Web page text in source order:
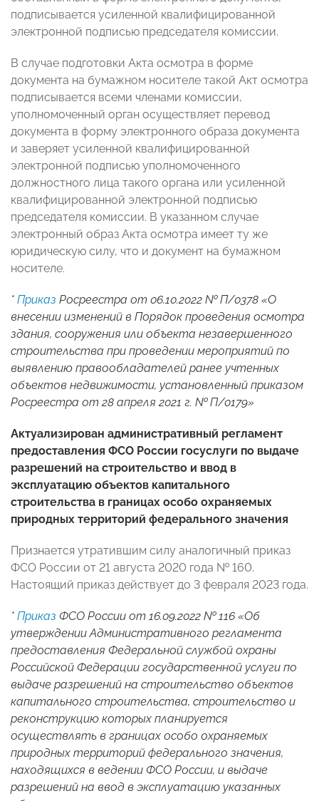
подписывается усиленной квалифицированной
электронной подписью председателя комиссии.
В случае подготовки Акта осмотра в форме
документа на бумажном носителе такой Акт осмотра
подписывается всеми членами комиссии,
уполномоченный орган осуществляет перевод
документа в форму электронного образа документа
и заверяет усиленной квалифицированной
электронной подписью уполномоченного
должностного лица такого органа или усиленной
квалифицированной электронной подписью
председателя комиссии. В указанном случае
электронный образ Акта осмотра имеет ту же
юридическую силу, что и документ на бумажном
носителе.
* Приказ Росреестра от 06.10.2022 № П/0378 «О
внесении изменений в Порядок проведения осмотра
здания, сооружения или объекта незавершенного
строительства при проведении мероприятий по
выявлению правообладателей ранее учтенных
объектов недвижимости, установленный приказом
Росреестра от 28 апреля 2021 г. № П/0179»
Актуализирован административный регламент
предоставления ФСО России госуслуги по выдаче
разрешений на строительство и ввод в
эксплуатацию объектов капитального
строительства в границах особо охраняемых
природных территорий федерального значения
Признается утратившим силу аналогичный приказ
ФСО России от 21 августа 2020 года № 160.
Настоящий приказ действует до 3 февраля 2023 года.
* Приказ ФСО России от 16.09.2022 № 116 «Об
утверждении Административного регламента
предоставления Федеральной службой охраны
Российской Федерации государственной услуги по
выдаче разрешений на строительство объектов
капитального строительства, строительство и
реконструкцию которых планируется
осуществлять в границах особо охраняемых
природных территорий федерального значения,
находящихся в ведении ФСО России, и выдаче
разрешений на ввод в эксплуатацию указанных